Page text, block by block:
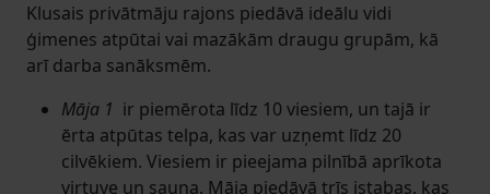
Klusais privātmāju rajons piedāvā ideālu vidi
ģimenes atpūtai vai mazākām draugu grupām, kā
arī darba sanāksmēm.
Māja 1 ir piemērota līdz 10 viesiem, un tajā ir
ērta atpūtas telpa, kas var uzņemt līdz 20
cilvēkiem. Viesiem ir pieejama pilnībā aprīkota
virtuve un sauna. Māja piedāvā trīs istabas, kas